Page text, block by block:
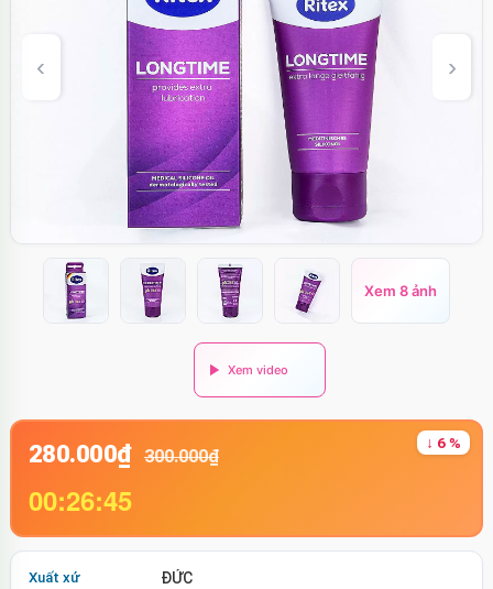
Xem 8 ảnh
280.000₫ 300.000₫
↓ 6 %
00:26:44
Xuất xứ ĐỨC